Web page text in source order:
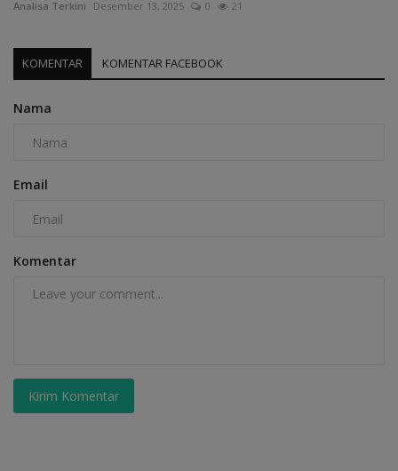
Analisa Terkini Desember 13, 2025 0 21
KOMENTAR KOMENTAR FACEBOOK
Nama
Email
Komentar
Kirim Komentar